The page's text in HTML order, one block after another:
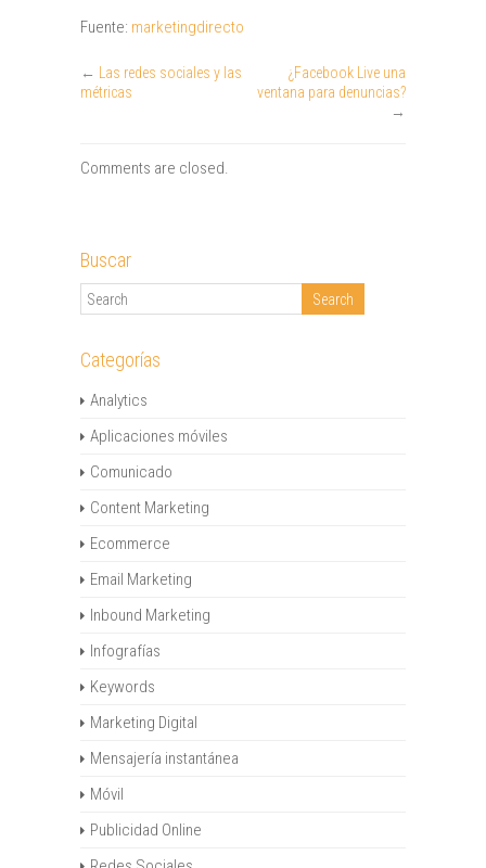
Fuente: marketingdirecto
←
Las redes sociales y las
métricas
¿Facebook Live una
ventana para denuncias?
→
Comments are closed.
Buscar
Categorías
Analytics
Aplicaciones móviles
Comunicado
Content Marketing
Ecommerce
Email Marketing
Inbound Marketing
Infografías
Keywords
Marketing Digital
Mensajería instantánea
Móvil
Publicidad Online